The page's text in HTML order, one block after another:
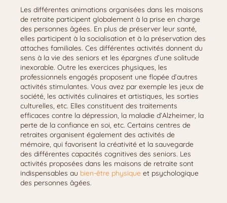
Les différentes animations organisées dans les maisons
de retraite participent globalement à la prise en charge
des personnes âgées. En plus de préserver leur santé,
elles participent à la socialisation et à la préservation des
attaches familiales. Ces différentes activités donnent du
sens à la vie des seniors et les épargnes d’une solitude
inexorable. Outre les exercices physiques, les
professionnels engagés proposent une flopée d’autres
activités stimulantes. Vous avez par exemple les jeux de
société, les activités culinaires et artistiques, les sorties
culturelles, etc. Elles constituent des traitements
efficaces contre la dépression, la maladie d’Alzheimer, la
perte de la confiance en soi, etc. Certains centres de
retraites organisent également des activités de
mémoire, qui favorisent la créativité et la sauvegarde
des différentes capacités cognitives des seniors. Les
activités proposées dans les maisons de retraite sont
indispensables au bien-être physique et psychologique
des personnes âgées.